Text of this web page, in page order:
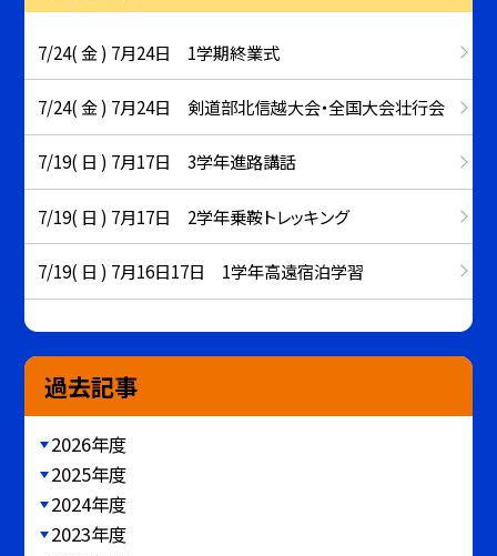
7/24( 金 ) 7月24日 1学期終業式
7/24( 金 ) 7月24日 剣道部北信越大会・全国大会壮行会
7/19( 日 ) 7月17日 3学年進路講話
7/19( 日 ) 7月17日 2学年乗鞍トレッキング
7/19( 日 ) 7月16日17日 1学年高遠宿泊学習
過去記事
2026年度
2025年度
2024年度
2023年度